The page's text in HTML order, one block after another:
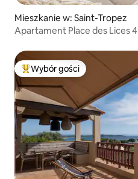
Mieszkanie w: Saint-Tropez
Apartament Place des Lices
Najpopularniejsze z kategorii
Wybór gości